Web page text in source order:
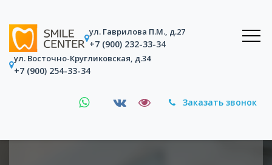
ул. Гаврилова П.М., д.27
+7 (900) 232-33-34
ул. Восточно-Кругликовская, д.34
+7 (900) 254-33-34
Заказать звонок